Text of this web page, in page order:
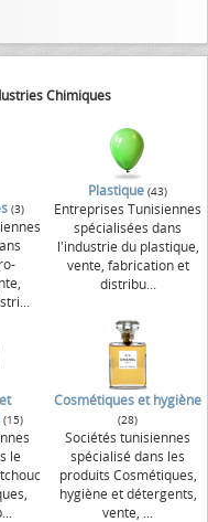
Chimiques
(3)
Plastique (43)
Entreprises Tunisiennes
spécialisées dans
l'industrie du plastique,
vente, fabrication et
distribu...
(15)
le
Cosmétiques et hygiène
(28)
Sociétés tunisiennes
spécialisé dans les
produits Cosmétiques,
hygiène et détergents,
vente, ...